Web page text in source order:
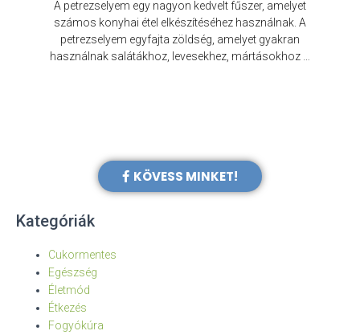
A petrezselyem egy nagyon kedvelt fűszer, amelyet
számos konyhai étel elkészítéséhez használnak. A
petrezselyem egyfajta zöldség, amelyet gyakran
használnak salátákhoz, levesekhez, mártásokhoz …
KÖVESS MINKET!
Kategóriák
Cukormentes
Egészség
Életmód
Étkezés
Fogyókúra